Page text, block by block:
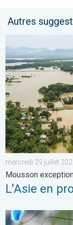
Autres
L'Asie en proie à
mercredi 29 juillet
Mousson
L'Asie en
Orage de grêle